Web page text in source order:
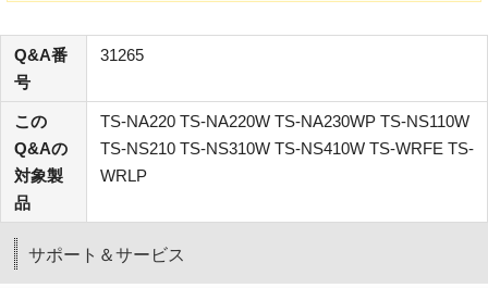
Q&A番
号
31265
この
Q&Aの
対象製
品
TS-NA220 TS-NA220W TS-NA230WP TS-NS110W
TS-NS210 TS-NS310W TS-NS410W TS-WRFE TS-
WRLP
サポート＆サービス